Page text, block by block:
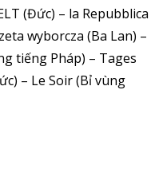
(Đức) – la Repubblica
wyborcza (Ba Lan) –
tiếng Pháp) – Tages
– Le Soir (Bỉ vùng